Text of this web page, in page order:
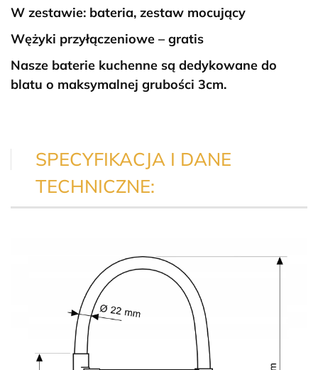
W zestawie: bateria, zestaw mocujący
Wężyki przyłączeniowe – gratis
Nasze baterie kuchenne są dedykowane do
blatu o maksymalnej grubości 3cm.
SPECYFIKACJA I DANE
TECHNICZNE: